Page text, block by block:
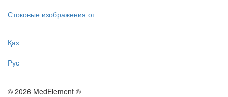
Стоковые изображения от
Қаз
Рус
© 2026 MedElement ®